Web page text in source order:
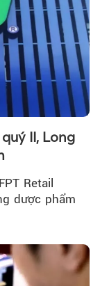
II, Long
Retail
dược phẩm